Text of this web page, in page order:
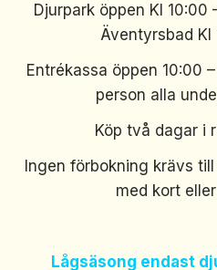
Djurpark öppen Kl
Äventyrsbad Kl
Entrékassa öppen
person alla
Köp två dagar i
Ingen förbokning krävs
med kort
Lågsäsong endast